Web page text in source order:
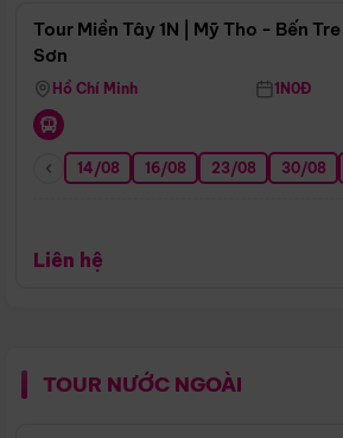
Tour Miền Tây 1N | Mỹ Tho - Bến
Sơn
Hồ Chí Minh 1N0Đ
14/08 16/08 23/08 30/08
Liên hệ
TOUR NƯỚC NGOÀI